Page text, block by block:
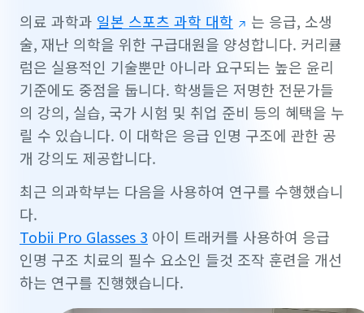
의료 과학과 일본 스포츠 과학 대학
는 응급, 소생
술, 재난 의학을 위한 구급대원을 양성합니다. 커리큘
럼은 실용적인 기술뿐만 아니라 요구되는 높은 윤리
기준에도 중점을 둡니다. 학생들은 저명한 전문가들
의 강의, 실습, 국가 시험 및 취업 준비 등의 혜택을 누
릴 수 있습니다. 이 대학은 응급 인명 구조에 관한 공
개 강의도 제공합니다.
최근 의과학부는 다음을 사용하여 연구를 수행했습니
다.
Tobii Pro Glasses 3 아이 트래커를 사용하여 응급
인명 구조 치료의 필수 요소인 들것 조작 훈련을 개선
하는 연구를 진행했습니다.